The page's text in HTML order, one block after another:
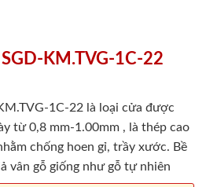
KM.TVG-1C-22
1C-22 là loại cửa được
từ 0,8 mm-1.00mm , là thép cao
chống hoen gỉ, trầy xước. Bề
vân gỗ giống như gỗ tự nhiên